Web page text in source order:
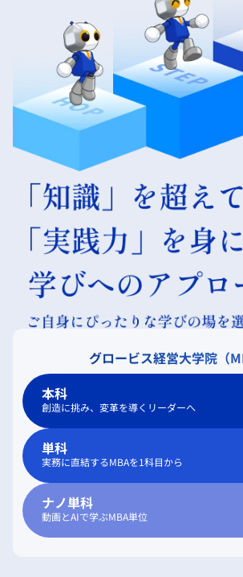
グロービス経営大学院（
本科
創造に挑み、変革を導くリーダーへ
単科
実務に直結するMBAを1科目から
ナノ単科
動画とAIで学ぶMBA単位